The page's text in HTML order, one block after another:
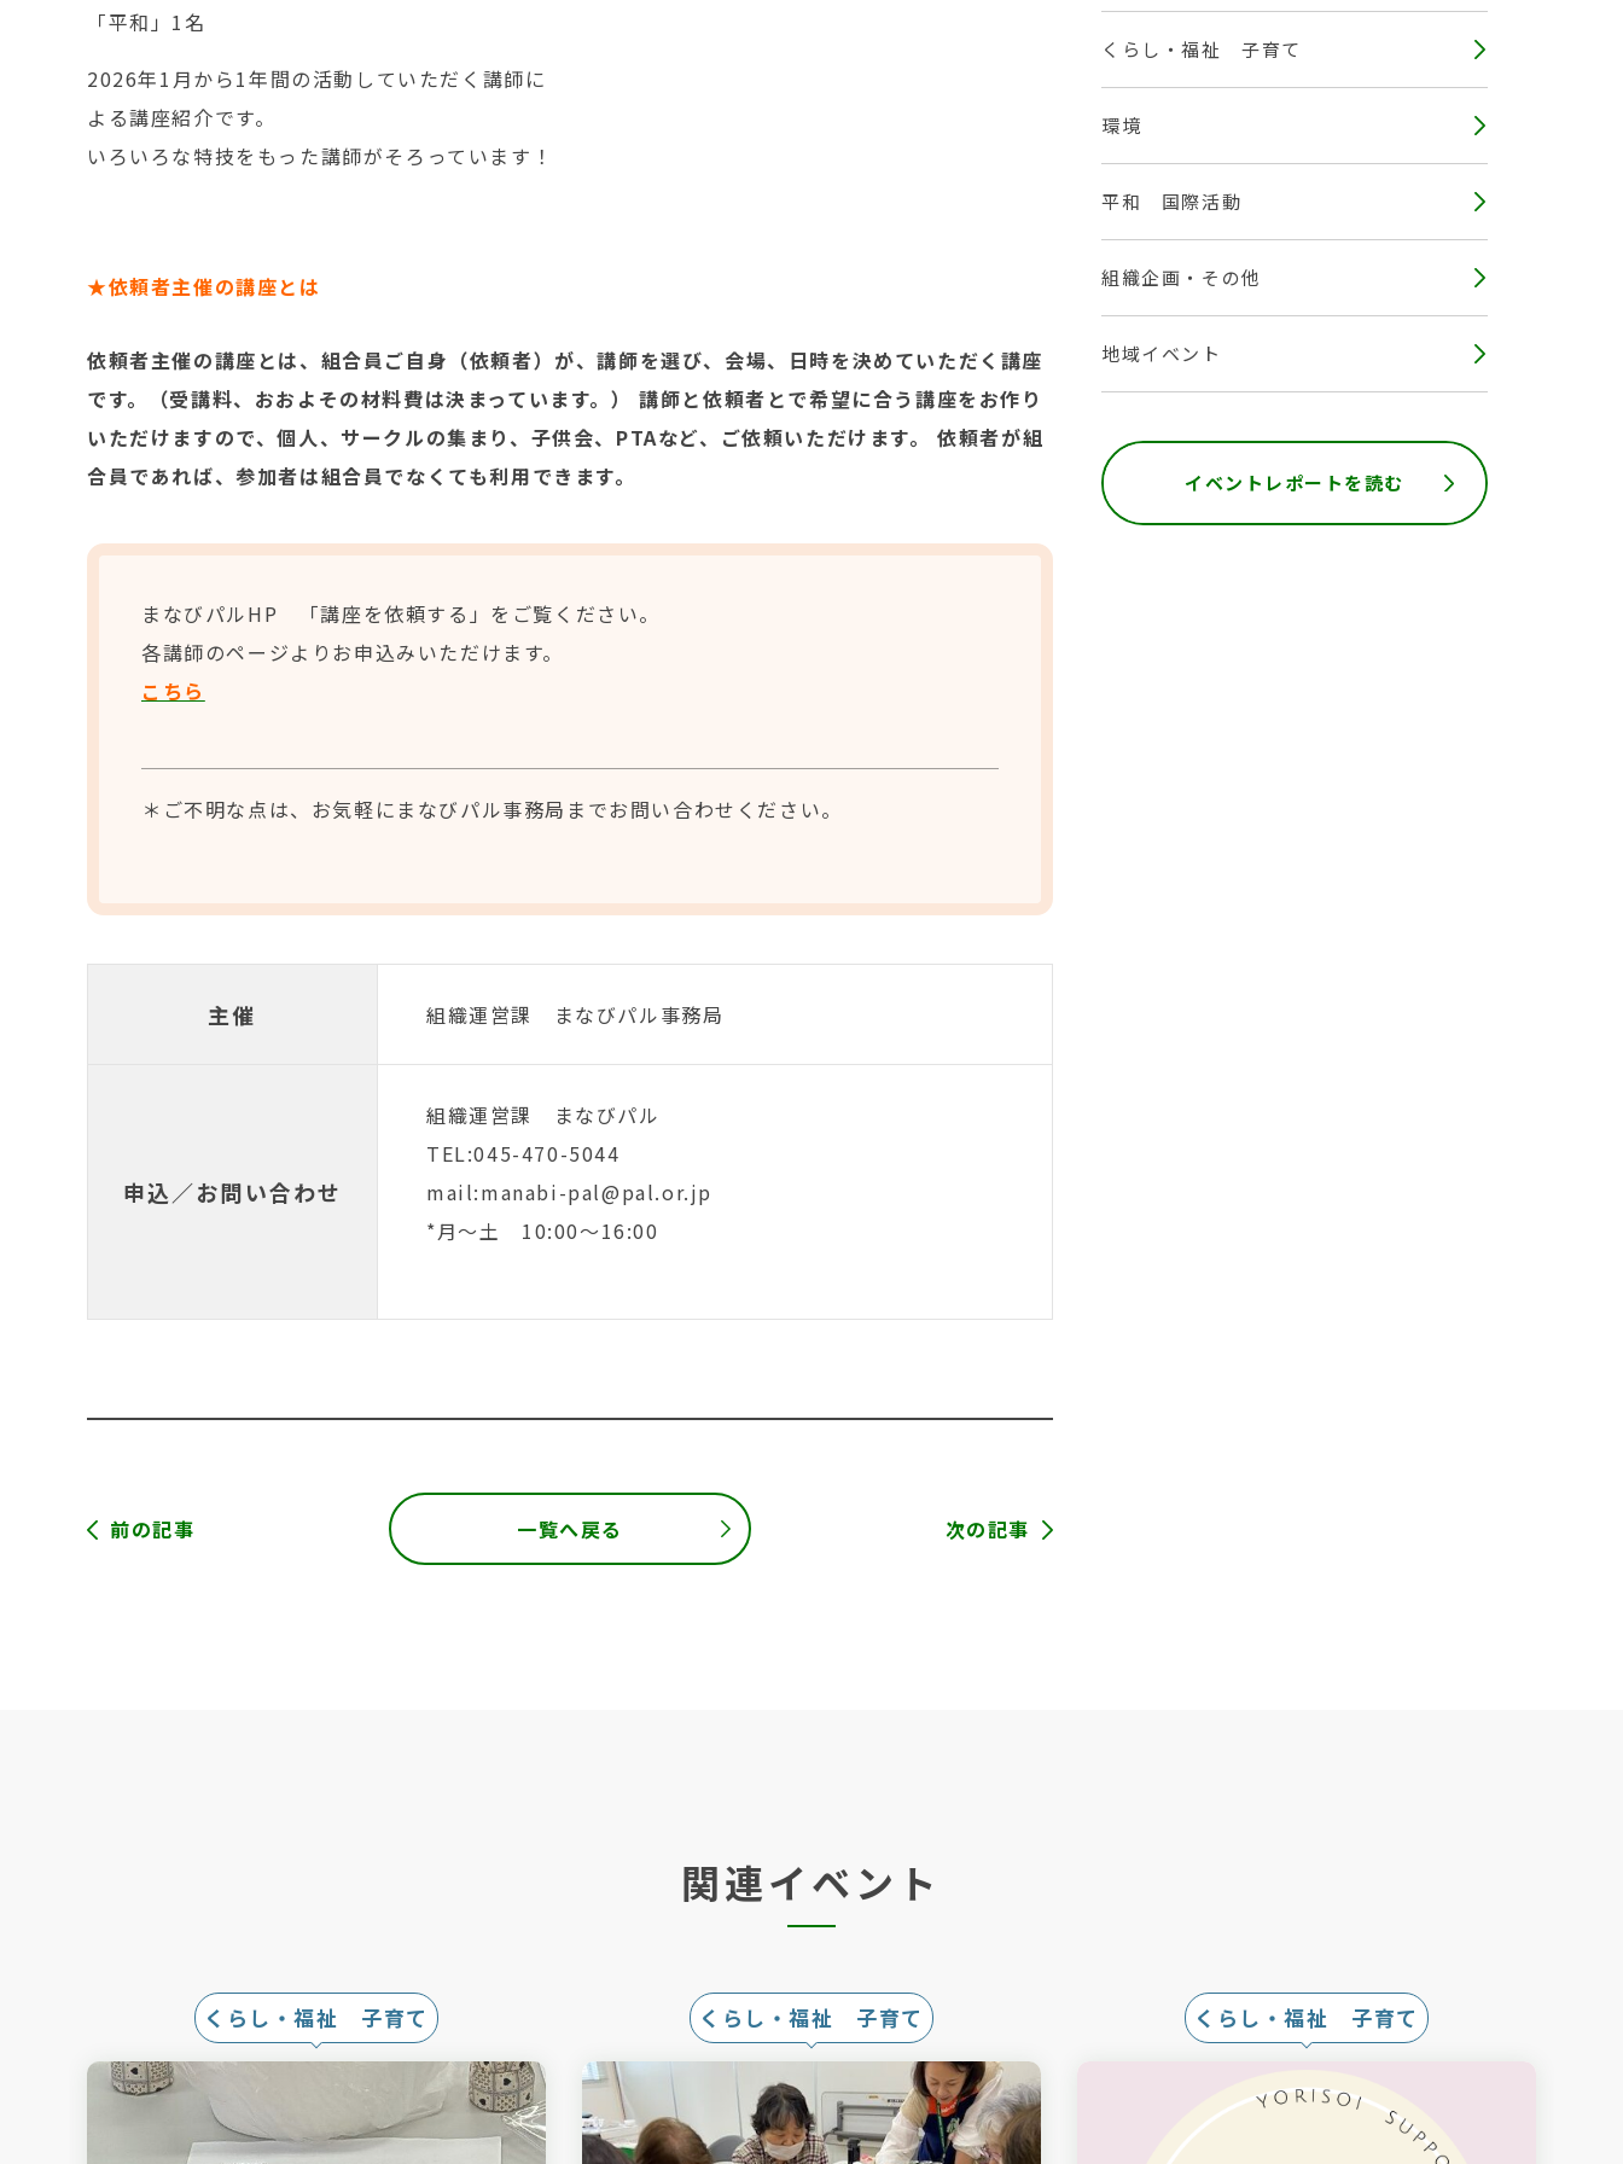
「平和」1名
2026年1月から1年間の活動していただく講師に
よる講座紹介です。
いろいろな特技をもった講師がそろっています！
★依頼者主催の講座とは
依頼者主催の講座とは、組合員ご自身（依頼者）が、講師を選び、会場、日時を決めていただく講座
です。（受講料、おおよその材料費は決まっています。） 講師と依頼者とで希望に合う講座をお作り
いただけますので、個人、サークルの集まり、子供会、PTAなど、ご依頼いただけます。 依頼者が組
合員であれば、参加者は組合員でなくても利用できます。
まなびパルHP 「講座を依頼する」をご覧ください。
各講師のページよりお申込みいただけます。
こちら
＊ご不明な点は、お気軽にまなびパル事務局までお問い合わせください。
主催 組織運営課 まなびパル事務局
申込／お問い合わせ
組織運営課 まなびパル
TEL:045-470-5044
mail:manabi-pal@pal.or.jp
*月～土 10:00～16:00
前の記事 次の記事
一覧へ戻る
関連イベント
くらし・福祉 子育て くらし・福祉 子育て くらし・福祉 子育て
くらし・福祉 子育て
環境
平和 国際活動
組織企画・その他
地域イベント
イベントレポートを読む